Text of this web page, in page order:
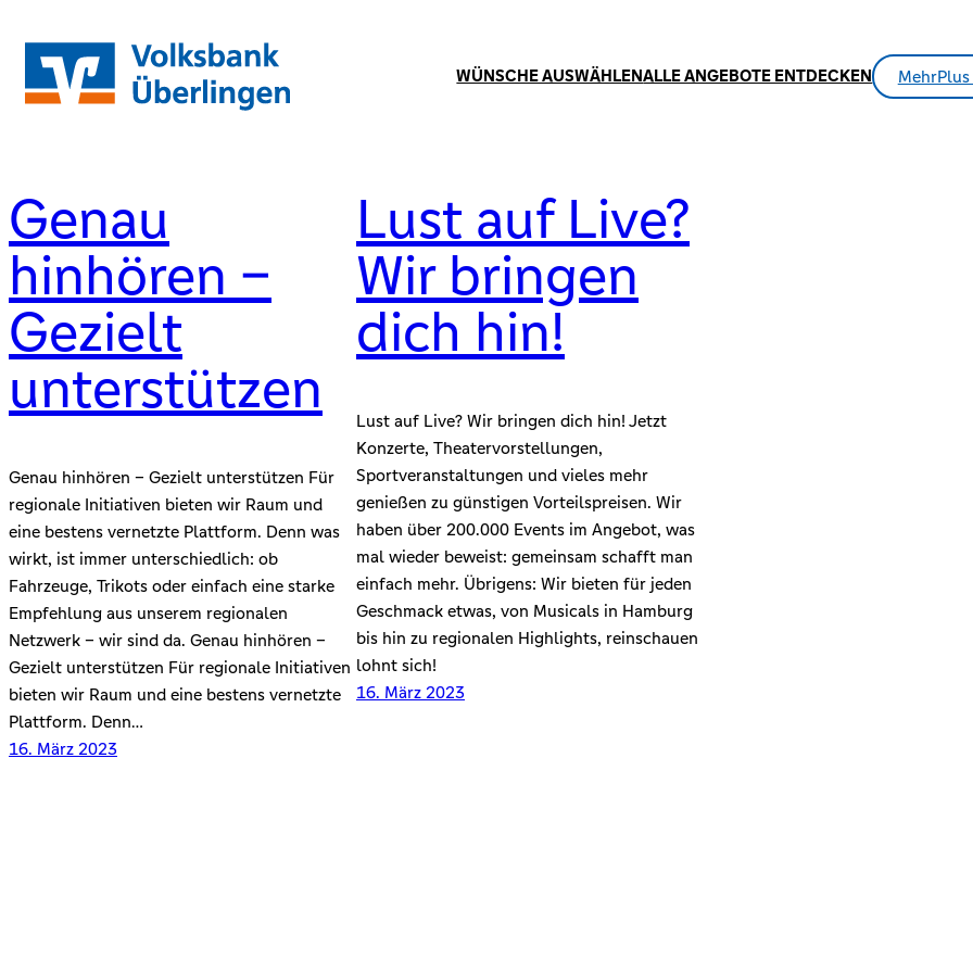
Inhalt
springen
WÜNSCHE AUSWÄHLENALLE ANGEBOTE ENTDECKEN
Genau
hinhören –
Gezielt
unterstützen
Genau hinhören – Gezielt unterstützen Für
regionale Initiativen bieten wir Raum und
eine bestens vernetzte Plattform. Denn was
wirkt, ist immer unterschiedlich: ob
Fahrzeuge, Trikots oder einfach eine starke
Empfehlung aus unserem regionalen
Netzwerk – wir sind da. Genau hinhören –
Gezielt unterstützen Für regionale Initiativen
bieten wir Raum und eine bestens vernetzte
Plattform. Denn…
16. März 2023
Lust auf Live?
Wir bringen
dich hin!
Lust auf Live? Wir bringen dich hin! Jetzt
Konzerte, Theatervorstellungen,
Sportveranstaltungen und vieles mehr
genießen zu günstigen Vorteilspreisen. Wir
haben über 200.000 Events im Angebot, was
mal wieder beweist: gemeinsam schafft man
einfach mehr. Übrigens: Wir bieten für jeden
Geschmack etwas, von Musicals in Hamburg
bis hin zu regionalen Highlights, reinschauen
lohnt sich!
16. März 2023